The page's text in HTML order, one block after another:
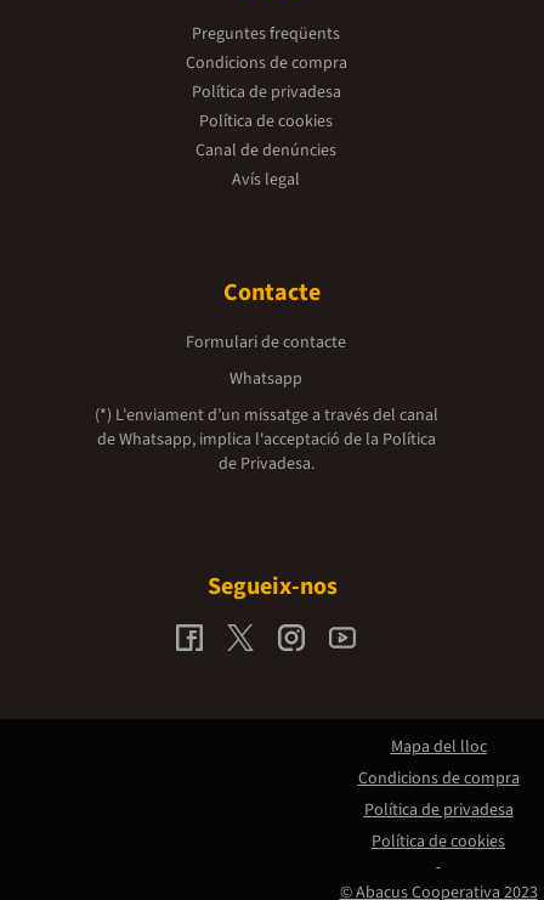
Preguntes freqüents
Condicions de compra
Política de privadesa
Política de cookies
Canal de denúncies
Avís legal
Contacte
Formulari de contacte
Whatsapp
(*) L'enviament d’un missatge a través del canal
de Whatsapp, implica l'acceptació de la Política
de Privadesa.
Segueix-nos
© Abacus Cooperativa 2023
Mapa del lloc
Condicions de compra
Política de privadesa
Política de cookies